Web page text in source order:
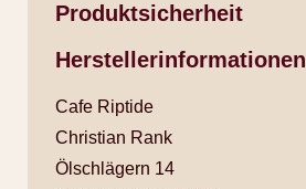
Produktsicherheit
Herstellerinformationen
Cafe Riptide
Christian Rank
Ölschlägern 14